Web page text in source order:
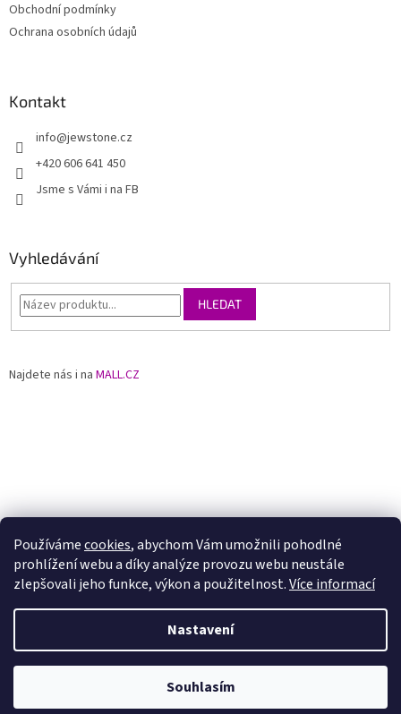
Používámecookies, abychom Vám umožnili pohodlné
prohlížení webu a díky analýze provozu webu neustále
zlepšovali jeho funkce, výkon a použitelnost.Více informací
Nastavení
Souhlasím
Obchodní podmínky
Ochrana osobních údajů
Kontakt
info@jewstone.cz
+420 606 641 450
Jsme s Vámi i na FB
Vyhledávání
HLEDAT
Najdete nás i na MALL.CZ
Vytvořil Shoptet
JEWSTONE. Všechna práva vyhrazena.